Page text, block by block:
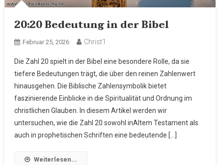
20:20 Bedeutung in der Bibel
Februar 25, 2026 Christ1
Die Zahl 20 spielt in der Bibel eine besondere Rolle, da sie
tiefere Bedeutungen trägt, die über den reinen Zahlenwert
hinausgehen. Die Biblische Zahlensymbolik bietet
faszinierende Einblicke in die Spiritualität und Ordnung im
christlichen Glauben. In diesem Artikel werden wir
untersuchen, wie die Zahl 20 sowohl inAltem Testament als
auch in prophetischen Schriften eine bedeutende […]
Weiterlesen...